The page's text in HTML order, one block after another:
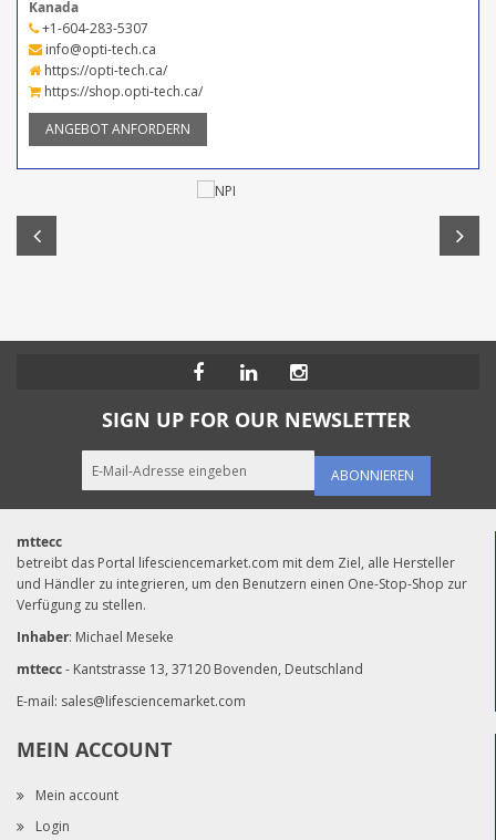
Kanada
+1-604-283-5307
info@opti-tech.ca
https://opti-tech.ca/
https://shop.opti-tech.ca/
ANGEBOT ANFORDERN
SIGN UP FOR OUR NEWSLETTER
ABONNIEREN
mttecc
betreibt das Portal lifesciencemarket.com mit dem Ziel, alle Hersteller
und Händler zu integrieren, um den Benutzern einen One-Stop-Shop zur
Verfügung zu stellen.
Inhaber: Michael Meseke
mttecc- Kantstrasse 13, 37120 Bovenden, Deutschland
E-mail: sales@lifesciencemarket.com
MEIN ACCOUNT
Mein account
Login